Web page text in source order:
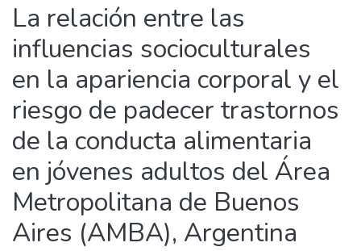
La relación entre las
influencias socioculturales
en la apariencia corporal y el
riesgo de padecer trastornos
de la conducta alimentaria
en jóvenes adultos del Área
Metropolitana de Buenos
Aires (AMBA), Argentina